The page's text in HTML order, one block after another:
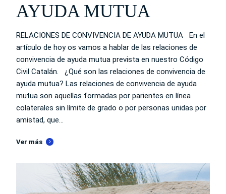
AYUDA MUTUA
RELACIONES DE CONVIVENCIA DE AYUDA MUTUA En el
artículo de hoy os vamos a hablar de las relaciones de
convivencia de ayuda mutua prevista en nuestro Código
Civil Catalán. ¿Qué son las relaciones de convivencia de
ayuda mutua? Las relaciones de convivencia de ayuda
mutua son aquellas formadas por parientes en línea
colaterales sin límite de grado o por personas unidas por
amistad, que...
Ver más